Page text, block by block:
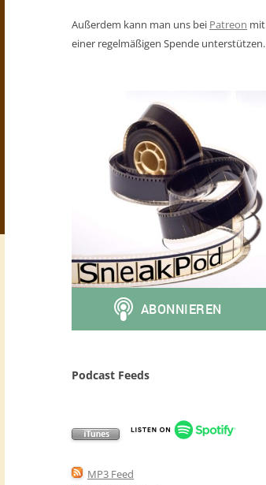
Außerdem kann man uns bei Patreon mit
einer regelmäßigen Spende unterstützen.
Podcast Feeds
MP3 Feed